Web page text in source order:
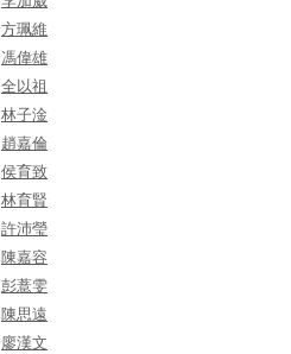
方珮維
馮偉雄
全以祖
林子淦
趙嘉倫
侯育致
林育賢
許沛瑩
陳嘉容
彭薏雯
陳思遠
廖漢文